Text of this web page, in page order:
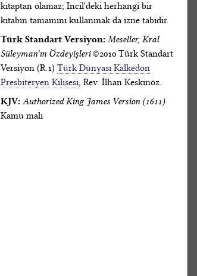
kitaptan olamaz; İncil'deki herhangi bir
kitabın tamamını kullanmak da izne tabidir.
Türk Standart Versiyon: Meseller, Kral
Süleyman'ın Özdeyişleri©2010 Türk Standart
Versiyon (R.1) Türk Dünyası Kalkedon
Presbiteryen Kilisesi, Rev. İlhan Keskinöz.
KJV: Authorized King James Version (1611)
Kamu malı